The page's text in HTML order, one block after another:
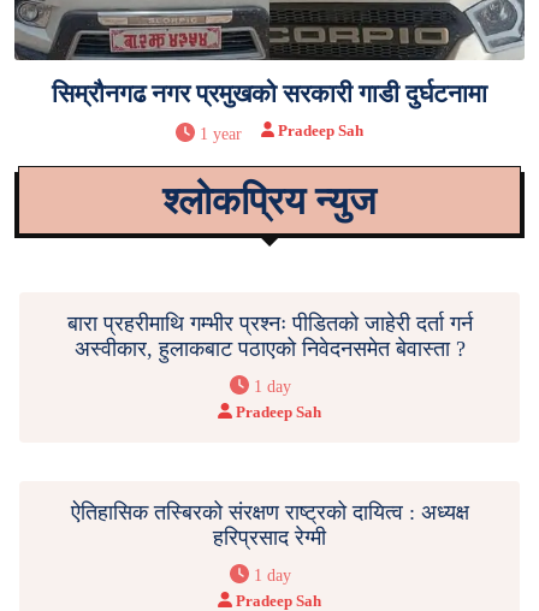
सिम्रौनगढ नगर प्रमुखको सरकारी गाडी दुर्घटनामा
1 year Pradeep Sah
श्लोकप्रिय न्युज
बारा प्रहरीमाथि गम्भीर प्रश्नः पीडितको जाहेरी दर्ता गर्न
अस्वीकार, हुलाकबाट पठाएको निवेदनसमेत बेवास्ता ?
1 day
Pradeep Sah
ऐतिहासिक तस्बिरको संरक्षण राष्ट्रको दायित्व : अध्यक्ष
हरिप्रसाद रेग्मी
1 day
Pradeep Sah